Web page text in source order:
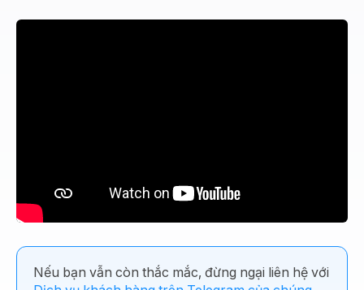
Nếu bạn vẫn còn thắc mắc, đừng ngại liên hệ với